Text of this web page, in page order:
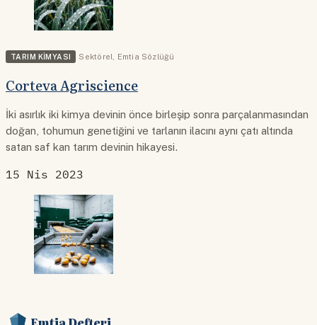
TARIM KIMYASI Sektörel Emtia Sözlüğü
Corteva Agriscience
İki asırlık iki kimya devinin önce birleşip sonra parçalanmasından
doğan, tohumun genetiğini ve tarlanın ilacını aynı çatı altında
satan saf kan tarım devinin hikayesi.
15 Nis 2023